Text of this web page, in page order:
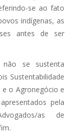
se ao fato
indígenas, as
antes de ser
se sustenta
Sustentabilidade
o Agronegócio e
pela
as de